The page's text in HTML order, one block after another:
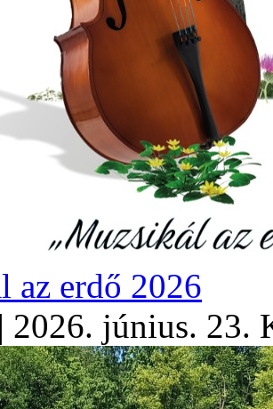
az erdő 2026
| 2026. június. 23.